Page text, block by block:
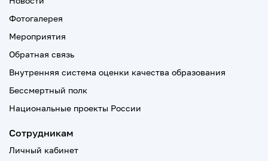
Фотогалерея
Мероприятия
Обратная связь
Внутренняя система оценки качества образования
Бессмертный полк
Национальные проекты России
Сотрудникам
Личный кабинет